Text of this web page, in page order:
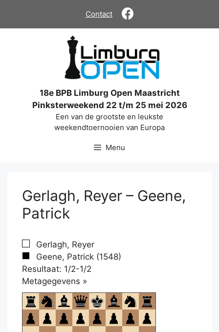
de
Contact
18e BPB Limburg Open Maastricht
Pinksterweekend 22 t/m 25 mei 2026
Een van de grootste en leukste
weekendtoernooien van Europa
Menu
Gerlagh, Reyer – Geene,
Patrick
Gerlagh, Reyer
Geene, Patrick (1548)
Resultaat: 1/2-1/2
Metagegevens »
om
te
openen.